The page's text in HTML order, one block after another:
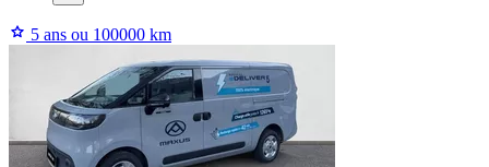
5 ans ou 100000 km